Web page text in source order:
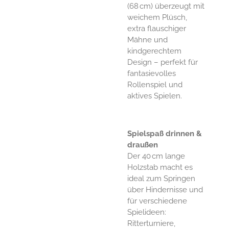
(68 cm) überzeugt mit
weichem Plüsch,
extra flauschiger
Mähne und
kindgerechtem
Design – perfekt für
fantasievolles
Rollenspiel und
aktives Spielen.
Spielspaß drinnen &
draußen
Der 40 cm lange
Holzstab macht es
ideal zum Springen
über Hindernisse und
für verschiedene
Spielideen:
Ritterturniere,